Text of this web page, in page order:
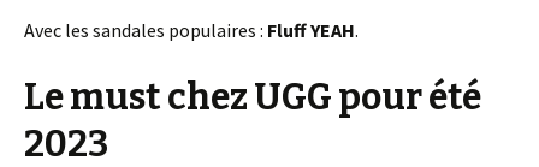
Avec les sandales populaires : Fluff YEAH.
Le must chez UGG pour été
2023